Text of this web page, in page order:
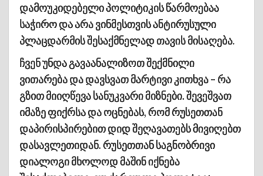
დამოუკიდებელი პოლიტიკის წარმოებაა
საჭირო და არა ვინმესთვის ანტირუსული
პლაცდარმის შესაქმნელად თავის მისაღება.
ჩვენ უნდა გავაანალიზოთ შექმნილი
ვითარება და დავსვათ მარტივი კითხვა – რა
გზით მიიღწევა სანუკვარი მიზნები. შევეშვათ
იმაზე ფიქრსა და ოცნებას, რომ რუსეთთან
დაპირისპირებით დიდ შეღავათებს მივიღებთ
დასავლეთიდან. რუსეთთან საგნობრივი
დიალოგი მხოლოდ მაშინ იქნება